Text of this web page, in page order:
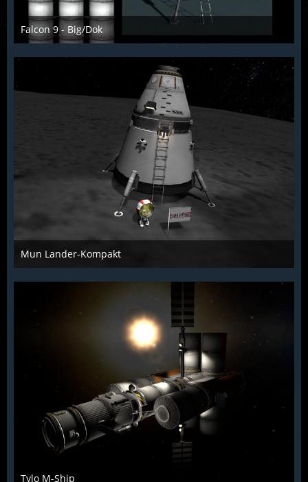
Falcon 9 - Big/Dok
McFlƴeѵer
3. Mai 2013
2.045
0 1
Mun Lander-Kompakt
McFlƴeѵer
14. Juni 2014
1.775
3 0
Tylo M-Ship